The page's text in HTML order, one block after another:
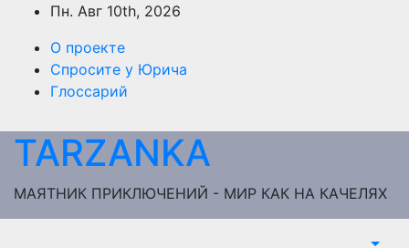
Перейти
содержимому
Пн. Авг 10th, 2026
О проекте
Спросите у Юрича
Глоссарий
TARZANKA
МАЯТНИК ПРИКЛЮЧЕНИЙ - МИР КАК НА КАЧЕЛЯХ